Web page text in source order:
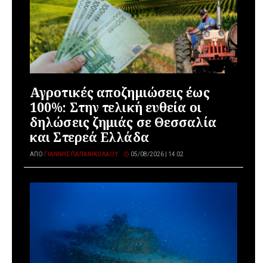
Αγροτικές αποζημιώσεις έως
100%: Στην τελική ευθεία οι
δηλώσεις ζημιάς σε Θεσσαλία
και Στερεά Ελλάδα
ΑΠΌ ΓΙΆΝΝΗΣ ΠΑΠΑΝΙΚΟΛΆΟΥ 05/08/2026 | 14:02